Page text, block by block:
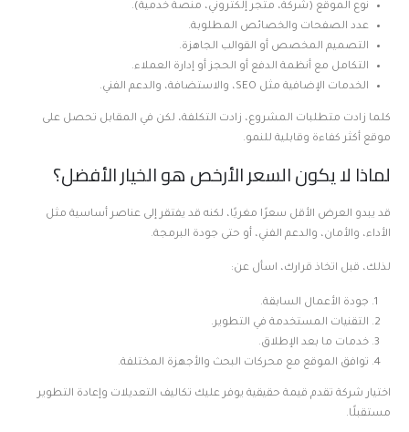
نوع الموقع (شركة، متجر إلكتروني، منصة خدمية).
عدد الصفحات والخصائص المطلوبة.
التصميم المخصص أو القوالب الجاهزة.
التكامل مع أنظمة الدفع أو الحجز أو إدارة العملاء.
الخدمات الإضافية مثل SEO، والاستضافة، والدعم الفني.
كلما زادت متطلبات المشروع، زادت التكلفة، لكن في المقابل تحصل على
موقع أكثر كفاءة وقابلية للنمو.
لماذا لا يكون السعر الأرخص هو الخيار الأفضل؟
قد يبدو العرض الأقل سعرًا مغريًا، لكنه قد يفتقر إلى عناصر أساسية مثل
الأداء، والأمان، والدعم الفني، أو حتى جودة البرمجة.
لذلك، قبل اتخاذ قرارك، اسأل عن:
جودة الأعمال السابقة.
التقنيات المستخدمة في التطوير.
خدمات ما بعد الإطلاق.
توافق الموقع مع محركات البحث والأجهزة المختلفة.
اختيار شركة تقدم قيمة حقيقية يوفر عليك تكاليف التعديلات وإعادة التطوير
مستقبلًا.